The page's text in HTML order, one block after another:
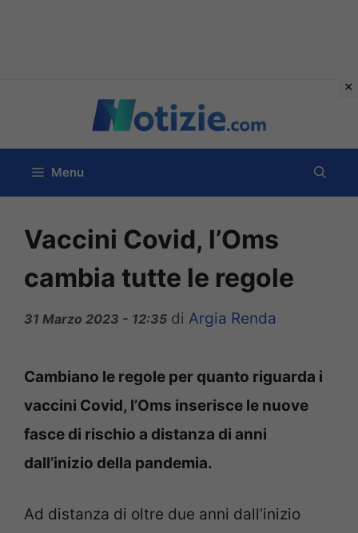
contenuto
Menu
Vaccini Covid, l’Oms
cambia tutte le regole
31 Marzo 2023 - 12:35 di Argia Renda
Cambiano le regole per quanto riguarda i
vaccini Covid, l’Oms inserisce le nuove
fasce di rischio a distanza di anni
dall’inizio della pandemia.
Ad distanza di oltre due anni dall’inizio